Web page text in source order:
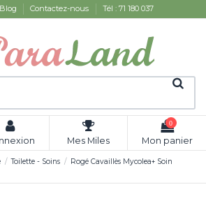
Blog Contactez-nous Tél : 71 180 037
Mes Miles
0
Mon panier
Toilette - Soins
Rogé Cavaillès Mycolea+ Soin